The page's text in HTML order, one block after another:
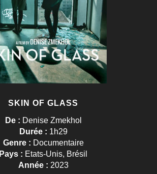
SKIN OF GLASS
De : Denise Zmekhol
Durée : 1h29
Genre : Documentaire
Pays : Etats-Unis, Brésil
Année : 2023